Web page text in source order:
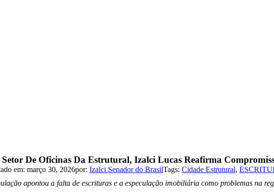
De Oficinas Da Estrutural, Izalci Lucas Reafirma
em: março 30, 2026por: Izalci Senador do BrasilTags: Cidade Estrutural,
apontou a falta de escrituras e a especulação imobiliária como problemas na